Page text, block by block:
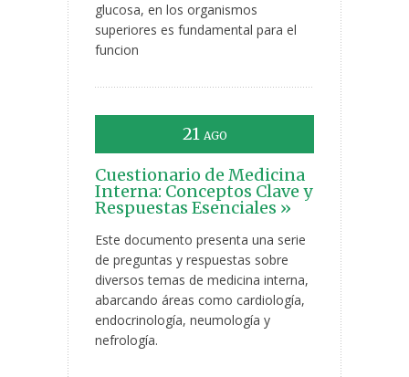
glucosa, en los organismos
superiores es fundamental para el
funcion
21 AGO
Cuestionario de Medicina
Interna: Conceptos Clave y
Respuestas Esenciales »
Este documento presenta una serie
de preguntas y respuestas sobre
diversos temas de medicina interna,
abarcando áreas como cardiología,
endocrinología, neumología y
nefrología.